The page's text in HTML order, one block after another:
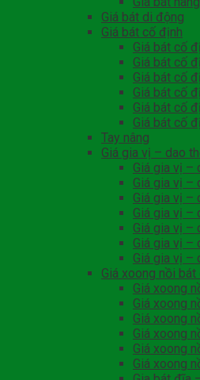
Giá bát di động
Giá bát cố định
Giá bát cố
Giá bát cố
Giá bát cố
Giá bát cố
Giá bát cố
Giá bát cố
Tay nâng
Giá gia vị – dao
Giá gia vị –
Giá gia vị –
Giá gia vị –
Giá gia vị –
Giá gia vị –
Giá gia vị –
Giá gia vị –
Giá xoong nồi bát
Giá xoong
Giá xoong
Giá xoong
Giá xoong
Giá xoong
Giá xoong